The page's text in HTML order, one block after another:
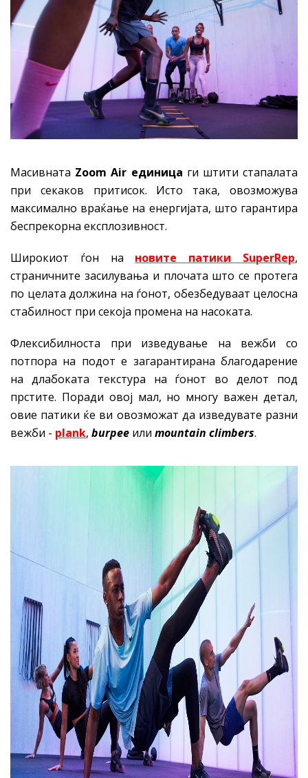
Масивната Zoom Air единица ги штити стапалата
при секаков притисок. Исто така, овозможува
максимално враќање на енергијата, што гарантира
беспрекорна експлозивност.
Широкиот ѓон на новите патики SuperRep,
страничните засилувања и плочата што се протега
по целата должина на ѓонот, обезбедуваат целосна
стабилност при секоја промена на насоката.
Флексибилноста при изведување на вежби со
потпора на подот е загарантирана благодарение
на длабоката текстура на ѓонот во делот под
прстите. Поради овој мал, но многу важен детал,
овие патики ќе ви овозможат да изведувате разни
вежби - plank, burpee или mountain climbers.